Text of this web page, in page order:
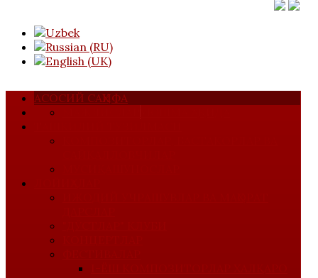
АСОСИЙ САҲИФА